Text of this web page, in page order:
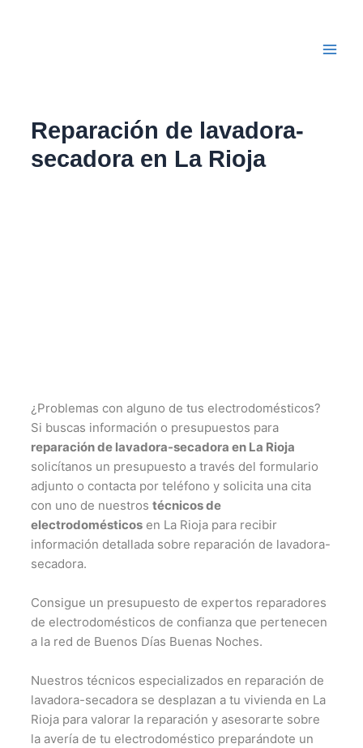
Reparación de lavadora-
secadora en La Rioja
¿Problemas con alguno de tus electrodomésticos?
Si buscas información o presupuestos para
reparación de lavadora-secadora en La Rioja
solicítanos un presupuesto a través del formulario
adjunto o contacta por teléfono y solicita una cita
con uno de nuestros técnicos de
electrodomésticosen La Rioja para recibir
información detallada sobre reparación de lavadora-
secadora.
Consigue un presupuesto de expertos reparadores
de electrodomésticos de confianza que pertenecen
a la red de Buenos Días Buenas Noches.
Nuestros técnicos especializados en reparación de
lavadora-secadora se desplazan a tu vivienda en La
Rioja para valorar la reparación y asesorarte sobre
la avería de tu electrodoméstico preparándote un